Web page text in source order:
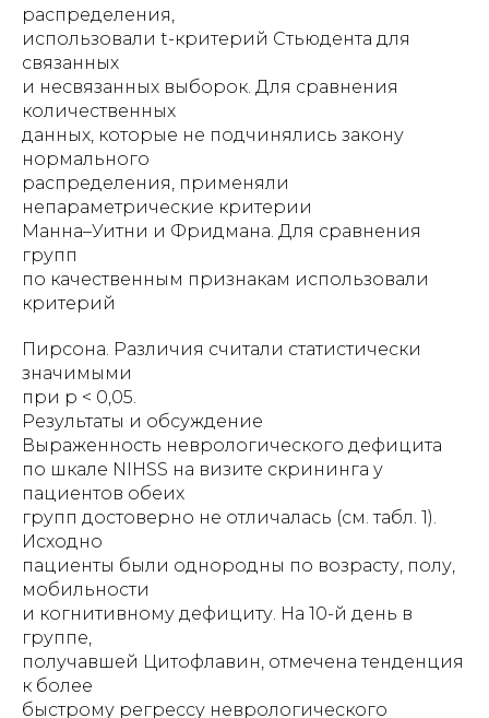
распределения,
использовали t-критерий Стьюдента для
связанных
и несвязанных выборок. Для сравнения
количественных
данных, которые не подчинялись закону
нормального
распределения, применяли
непараметрические критерии
Манна–Уитни и Фридмана. Для сравнения
групп
по качественным признакам использовали
критерий
Пирсона. Различия считали статистически
значимыми
при р < 0,05.
Результаты и обсуждение
Выраженность неврологического дефицита
по шкале NIHSS на визите скрининга у
пациентов обеих
групп достоверно не отличалась (см. табл. 1).
Исходно
пациенты были однородны по возрасту, полу,
мобильности
и когнитивному дефициту. На 10-й день в
группе,
получавшей Цитофлавин, отмечена тенденция
к более
быстрому регрессу неврологического